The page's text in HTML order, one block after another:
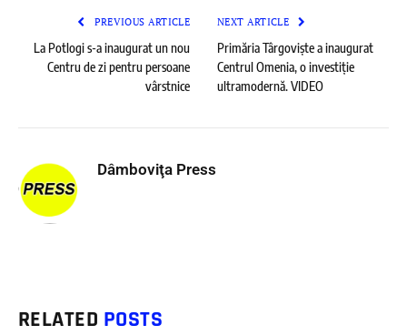
PREVIOUS ARTICLE
La Potlogi s-a inaugurat un nou
Centru de zi pentru persoane
vârstnice
NEXT ARTICLE
Primăria Târgoviște a inaugurat
Centrul Omenia, o investiție
ultramodernă. VIDEO
Dâmboviţa Press
RELATED POSTS